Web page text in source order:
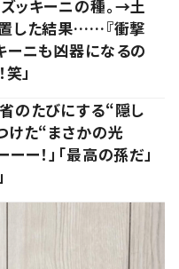
ッキーニの種。→土
した結果……『衝撃
ーニも凶器になるの
」
のたびにする“隠し
けた“まさかの光
ー！」「最高の孫だ」